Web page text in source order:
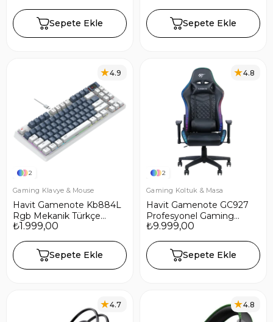
Sepete Ekle Sepete Ekle
2
4.9
Gaming Klavye & Mouse
Havit Gamenote Kb884L
Rgb Mekanik Türkçe
Klavye 1.06inç Tft-lcd
₺1.999,00
Sepete Ekle
2
4.8
Gaming Koltuk & Masa
Havit Gamenote GC927
Profesyonel Gaming
Koltuk Rgb Oyuncu
₺9.999,00
Sepete Ekle
4.7 4.8